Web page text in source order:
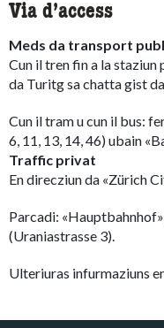
Via d’access
Meds da transport
Cun il tren fin a la
da Turitg sa chatta gist
Cun il tram u cun il bus:
6, 11, 13, 14, 46) ubain
Traffic privat
En direcziun da «Zürich
Parcadi:
(Uraniastrasse 3).
Ulteriuras infurmaziuns